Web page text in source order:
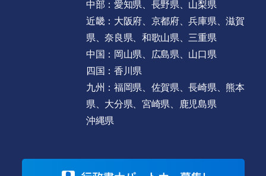
中部：愛知県、長野県、山梨県
近畿：大阪府、京都府、兵庫県、滋賀
県、奈良県、和歌山県、三重県
中国：岡山県、広島県、山口県
四国：香川県
九州：福岡県、佐賀県、長崎県、熊本
県、大分県、宮崎県、鹿児島県
沖縄県